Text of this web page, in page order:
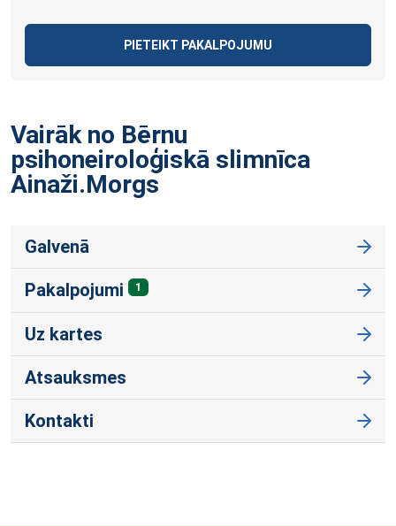
PIETEIKT PAKALPOJUMU
Vairāk no Bērnu
psihoneiroloģiskā slimnīca
Ainaži.Morgs
Galvenā
Pakalpojumi 1
Uz kartes
Atsauksmes
Kontakti